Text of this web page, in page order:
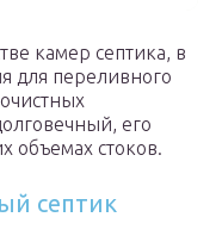
камер септика, в
для переливного
его
объемах стоков.
септик